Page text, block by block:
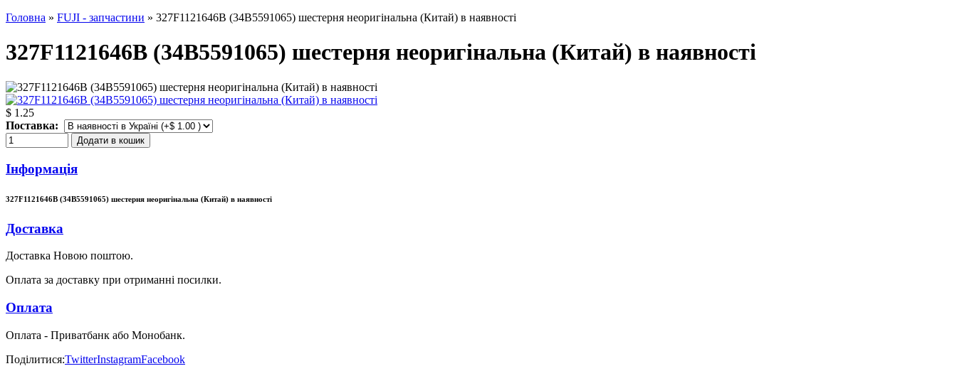
Головна » FUJI - запчастини » 327F1121646B (34B5591065) шестерня неоригінальна (Китай) в наявності
327F1121646B (34B5591065) шестерня неоригінальна (Китай) в наявності
$ 1.25
Поставка:
Додати в кошик
Інформація
327F1121646B (34B5591065) шестерня неоригінальна (Китай) в наявності
Доставка
Доставка Новою поштою.
Оплата за доставку при отриманні посилки.
Оплата
Оплата - Приватбанк або Монобанк.
Поділитися:TwitterInstagramFacebook